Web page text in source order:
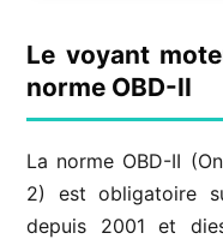
Le voyant
norme OBD-II
La norme OBD-II
2) est obligatoire
depuis 2001 et